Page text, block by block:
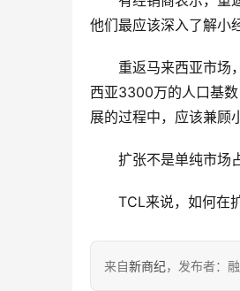
他们最应该深入了解小
重返马来西亚市场
西亚3300万的人口基
展的过程中，应该兼顾
扩张不是单纯市场
TCL来说，如何在
来自新商纪，发布者：